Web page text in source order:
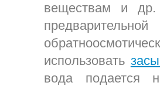
веществам и др.
использовать
вода подается